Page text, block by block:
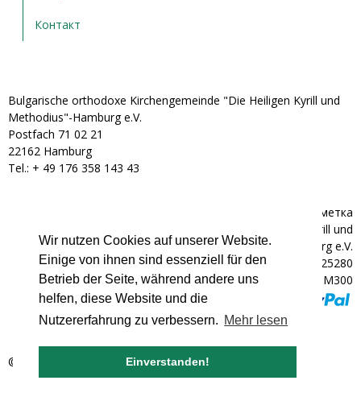
Wir nutzen Cookies auf unserer Website.
Einige von ihnen sind essenziell für den
Betrieb der Seite, während andere uns
helfen, diese Website und die
Nutzererfahrung zu verbessern. Mehr lesen
Einverstanden!
Контакт
Bulgarische orthodoxe Kirchengemeinde "Die Heiligen Kyrill und
Methodius"-Hamburg e.V.
Postfach 71 02 21
22162 Hamburg
Tel.: + ‭49 176 358 143 43‬
Банкова сметка
Bulgarische orthodoxe Kirchengemeinde "Die Heiligen Kyrill und
Methodius"-Hamburg e.V.
IBAN: DE92200300000602025280
BIC: HYVEDEMM300
© 2007 - 2026 bulgarische-kirche.de